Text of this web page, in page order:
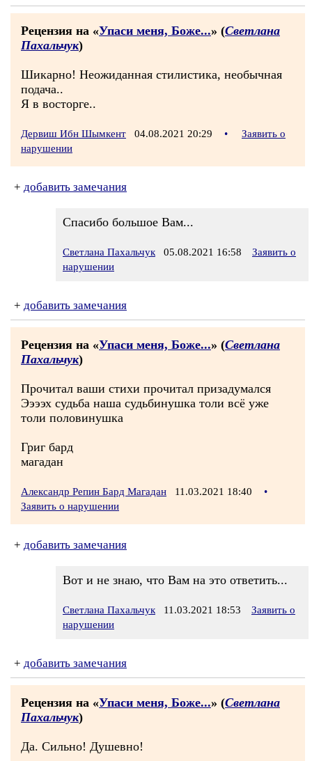
Рецензия на «Упаси меня, Боже...» (Светлана
Пахальчук)
Шикарно! Неожиданная стилистика, необычная
подача..
Я в восторге..
Дервиш Ибн Шымкент 04.08.2021 20:29 •
Заявить о
нарушении
+ добавить замечания
Спасибо большое Вам...
Светлана Пахальчук 05.08.2021 16:58
Заявить о
нарушении
+ добавить замечания
Рецензия на «Упаси меня, Боже...» (Светлана
Пахальчук)
Прочитал ваши стихи прочитал призадумался
Ээээх судьба наша судьбинушка толи всё уже
толи половинушка
Григ бард
магадан
Александр Репин Бард Магадан 11.03.2021 18:40
•
Заявить о нарушении
+ добавить замечания
Вот и не знаю, что Вам на это ответить...
Светлана Пахальчук 11.03.2021 18:53
Заявить о
нарушении
+ добавить замечания
Рецензия на «Упаси меня, Боже...» (Светлана
Пахальчук)
Да. Сильно! Душевно!